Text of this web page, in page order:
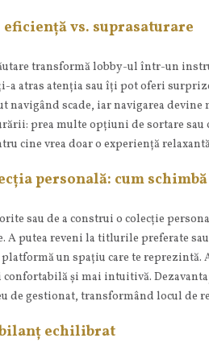
vs. suprasaturare
transformă lobby-ul într-un
a atras atenția sau îți pot oferi
scade, iar navigarea devine
prea multe opțiuni de sortare sau
cine vrea doar o experiență
personală: cum
sau de a construi o colecție
A putea reveni la titlurile preferate
un spațiu care te reprezintă.
și mai intuitivă.
de gestionat, transformând locul de
bilanț echilibrat